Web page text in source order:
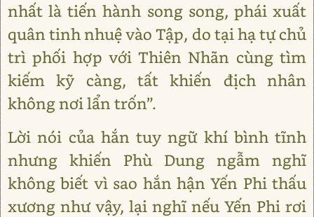
nhất là tiến hành song song, phái xuất
quân tinh nhuệ vào Tập, do tại hạ tự chủ
trì phối hợp với Thiên Nhãn cùng tìm
kiếm kỹ càng, tất khiến địch nhân
không nơi lẩn trốn”.
Lời nói của hắn tuy ngữ khí bình tĩnh
nhưng khiến Phù Dung ngẫm nghĩ
không biết vì sao hắn hận Yến Phi thấu
xương như vậy, lại nghĩ nếu Yến Phi rơi